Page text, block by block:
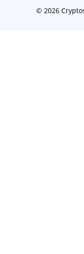
© 2026